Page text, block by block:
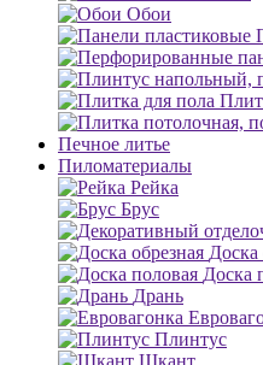
Обои
Печное литье
Пиломатериалы
Рейка
Брус
Доска
Доска
Дрань
Плинтус
Шкант